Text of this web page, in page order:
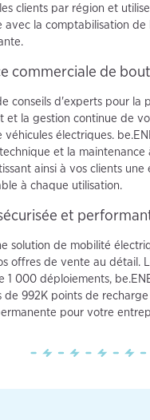
clients par région et
avec la comptabilisation de
commerciale de
conseils d'experts pour la
et la gestion continue de
électriques.
et la
ainsi à vos clients une
à chaque utilisation.
et
solution de mobilité
offres de vente au détail.
1 000 déploiements,
de 992K points de
pour votre